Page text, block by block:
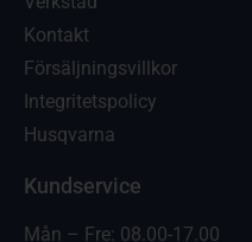
Kontakt
Försäljningsvillkor
Integritetspolicy
Husqvarna
Kundservice
Mån – Fre: 08.00-17.00